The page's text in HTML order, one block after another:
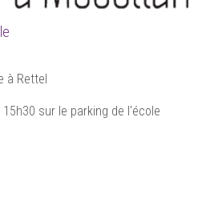
à Rettel
sur le parking de l'école